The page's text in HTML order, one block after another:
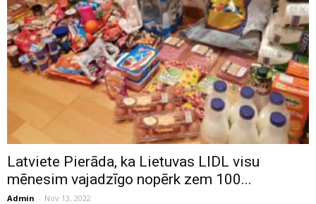
Latviete Pierāda, ka Lietuvas LIDL visu
mēnesim vajadzīgo nopērk zem 100...
Admin - Nov 13, 2022